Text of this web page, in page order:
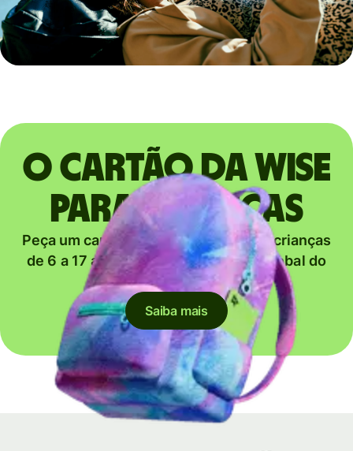
O cartão da Wise
para crianças
Peça um cartão Young Explorer para crianças
de 6 a 17 anos e comece a jornada global do
seu filho.
Saiba mais